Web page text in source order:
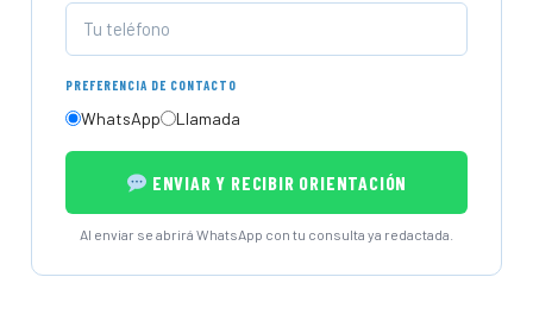
PREFERENCIA DE CONTACTO
WhatsApp Llamada
ENVIAR Y RECIBIR ORIENTACIÓN
Al enviar se abrirá WhatsApp con tu consulta ya redactada.